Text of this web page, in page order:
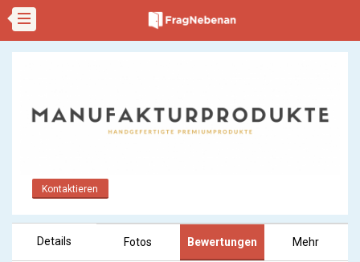
Kontaktieren
Details Fotos Bewertungen Mehr